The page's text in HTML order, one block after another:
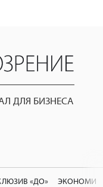
ДЛЯ БИЗНЕСА
«ДО»